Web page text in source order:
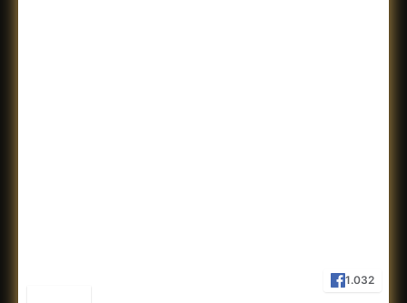
1.032